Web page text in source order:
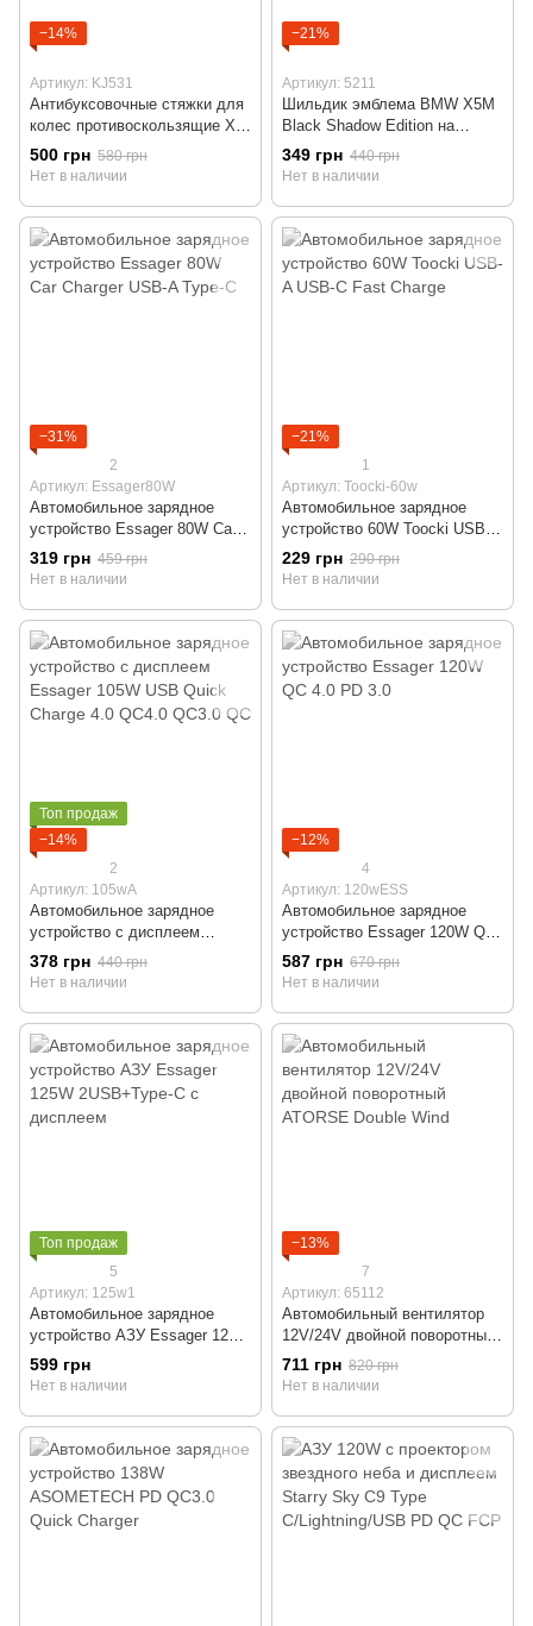
−14%
Артикул: KJ531
Антибуксовочные стяжки для
колес противоскользящие X
Drive 531 Комплект 10 шт
500 грн 580 грн
Нет в наличии
−21%
Артикул: 5211
Шильдик эмблема BMW X5M
Black Shadow Edition на
багажник
349 грн 440 грн
Нет в наличии
−31%
2
Артикул: Essager80W
Автомобильное зарядное
устройство Essager 80W Car
Charger USB-A Type-C
319 грн 459 грн
Нет в наличии
−21%
1
Артикул: Toocki-60w
Автомобильное зарядное
устройство 60W Toocki USB-A
USB-C Fast Charge
229 грн 290 грн
Нет в наличии
Топ продаж
−14%
2
Артикул: 105wA
Автомобильное зарядное
устройство с дисплеем
Essager 105W USB Quick
Charge 4.0 QC4.0 QC3.0 QC
378 грн 440 грн
Нет в наличии
−12%
4
Артикул: 120wESS
Автомобильное зарядное
устройство Essager 120W QC
4.0 PD 3.0
587 грн 670 грн
Нет в наличии
Топ продаж
5
Артикул: 125w1
Автомобильное зарядное
устройство АЗУ Essager 125W
2USB+Type-C c дисплеем
599 грн
Нет в наличии
−13%
7
Артикул: 65112
Автомобильный вентилятор
12V/24V двойной поворотный
ATORSE Double Wind
711 грн 820 грн
Нет в наличии